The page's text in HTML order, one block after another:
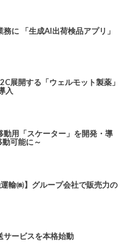
に 「生成AI出荷検品アプリ」
展開する「ウェルモット製薬」
入
用「スケーター」を開発・導
可能に～
輸㈱】グループ会社で販売力の
サービスを本格始動